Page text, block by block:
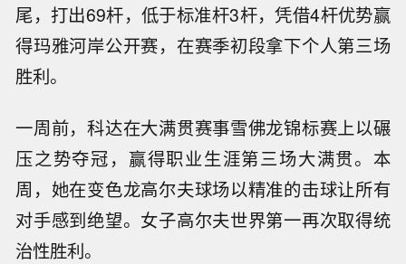
尾，打出69杆，低于标准杆3杆，凭借4杆优势赢
得玛雅河岸公开赛，在赛季初段拿下个人第三场
胜利。
一周前，科达在大满贯赛事雪佛龙锦标赛上以碾
压之势夺冠，赢得职业生涯第三场大满贯。本
周，她在变色龙高尔夫球场以精准的击球让所有
对手感到绝望。女子高尔夫世界第一再次取得统
治性胜利。